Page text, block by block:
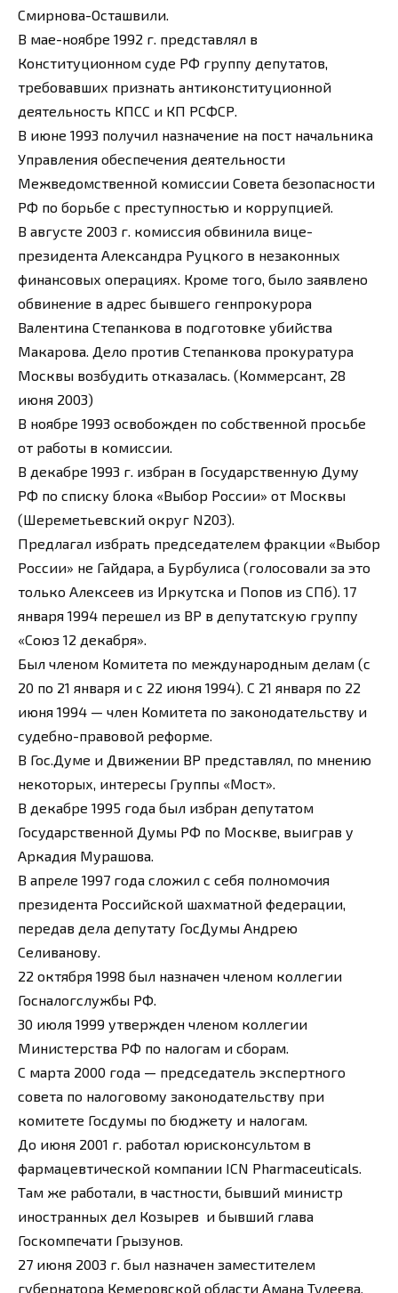
Смирнова-Осташвили.
В мае-ноябре 1992 г. представлял в
Конституционном суде РФ группу депутатов,
требовавших признать антиконституционной
деятельность КПСС и КП РСФСР.
В июне 1993 получил назначение на пост начальника
Управления обеспечения деятельности
Межведомственной комиссии Совета безопасности
РФ по борьбе с преступностью и коррупцией.
В августе 2003 г. комиссия обвинила вице-
президента Александра Руцкого в незаконных
финансовых операциях. Кроме того, было заявлено
обвинение в адрес бывшего генпрокурора
Валентина Степанкова в подготовке убийства
Макарова. Дело против Степанкова прокуратура
Москвы возбудить отказалась. (Коммерсант, 28
июня 2003)
В ноябре 1993 освобожден по собственной просьбе
от работы в комиссии.
В декабре 1993 г. избран в Государственную Думу
РФ по списку блока «Выбор России» от Москвы
(Шереметьевский округ N203).
Предлагал избрать председателем фракции «Выбор
России» не Гайдара, а Бурбулиса (голосовали за это
только Алексеев из Иркутска и Попов из СПб). 17
января 1994 перешел из ВР в депутатскую группу
«Союз 12 декабря».
Был членом Комитета по международным делам (с
20 по 21 января и с 22 июня 1994). С 21 января по 22
июня 1994 — член Комитета по законодательству и
судебно-правовой реформе.
В Гос.Думе и Движении ВР представлял, по мнению
некоторых, интересы Группы «Мост».
В декабре 1995 года был избран депутатом
Государственной Думы РФ по Москве, выиграв у
Аркадия Мурашова.
В апреле 1997 года сложил с себя полномочия
президента Российской шахматной федерации,
передав дела депутату ГосДумы Андрею
Селиванову.
22 октября 1998 был назначен членом коллегии
Госналогслужбы РФ.
30 июля 1999 утвержден членом коллегии
Министерства РФ по налогам и сборам.
С марта 2000 года — председатель экспертного
совета по налоговому законодательству при
комитете Госдумы по бюджету и налогам.
До июня 2001 г. работал юрисконсультом в
фармацевтической компании ICN Pharmaceuticals.
Там же работали, в частности, бывший министр
иностранных дел Козырев и бывший глава
Госкомпечати Грызунов.
27 июня 2003 г. был назначен заместителем
губернатора Кемеровской области Амана Тулеева.